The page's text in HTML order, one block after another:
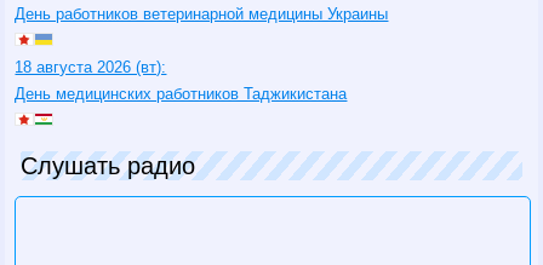
День работников ветеринарной медицины Украины
18 августа 2026 (вт):
День медицинских работников Таджикистана
Слушать радио